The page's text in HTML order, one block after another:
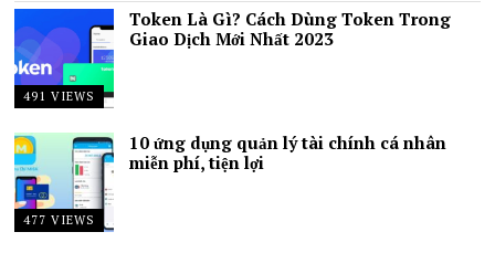
491 VIEWS
Token Là Gì? Cách Dùng Token Trong
Giao Dịch Mới Nhất 2023
477 VIEWS
10 ứng dụng quản lý tài chính cá nhân
miễn phí, tiện lợi